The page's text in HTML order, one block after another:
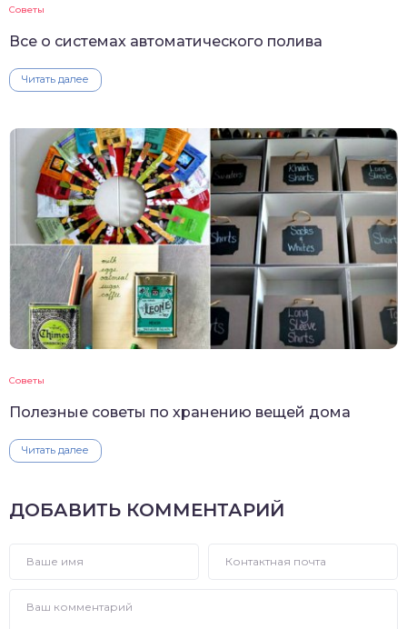
Советы
Все о системах автоматического полива
Читать далее
Советы
Полезные советы по хранению вещей дома
Читать далее
ДОБАВИТЬ КОММЕНТАРИЙ